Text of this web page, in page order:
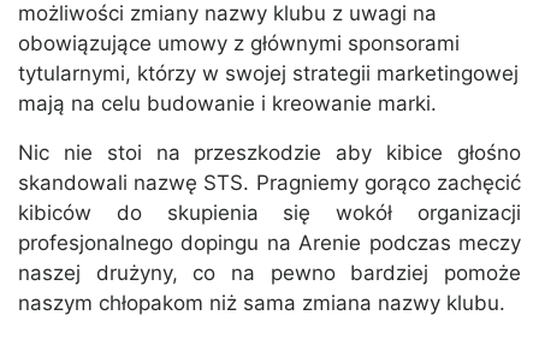
możliwości zmiany nazwy klubu z uwagi na
obowiązujące umowy z głównymi sponsorami
tytularnymi, którzy w swojej strategii marketingowej
mają na celu budowanie i kreowanie marki.
Nic nie stoi na przeszkodzie aby kibice głośno
skandowali nazwę STS. Pragniemy gorąco zachęcić
kibiców do skupienia się wokół organizacji
profesjonalnego dopingu na Arenie podczas meczy
naszej drużyny, co na pewno bardziej pomoże
naszym chłopakom niż sama zmiana nazwy klubu.